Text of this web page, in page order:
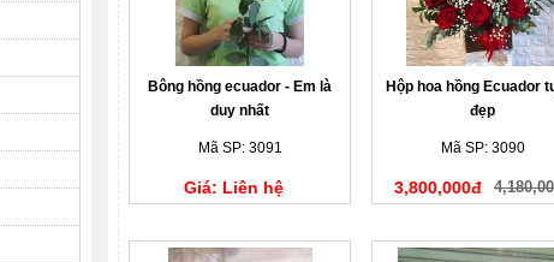
Bông hồng ecuador - Em là
duy nhất
Mã SP: 3091
Giá: Liên hệ
Hộp hoa hồng Ecuador
đẹp
Mã SP: 3090
3,800,000đ